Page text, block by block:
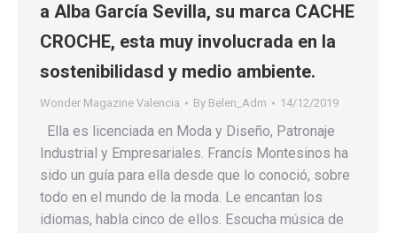
a Alba García Sevilla, su marca CACHE
CROCHE, esta muy involucrada en la
sostenibilidasd y medio ambiente.
Wonder Magazine Valencia By Belen_Adm 14/12/2019
Ella es licenciada en Moda y Diseño, Patronaje
Industrial y Empresariales. Francís Montesinos ha
sido un guía para ella desde que lo conoció, sobre
todo en el mundo de la moda. Le encantan los
idiomas, habla cinco de ellos. Escucha música de